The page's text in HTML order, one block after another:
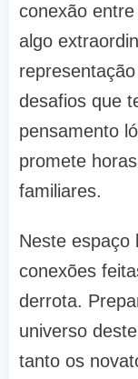
conexão
algo
desafios que
pensamento
promete
familiares.
Neste espaço
conexões
derrota.
universo
tanto os